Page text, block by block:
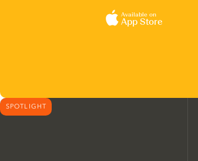
Available on
App Store
SPOTLIGHT